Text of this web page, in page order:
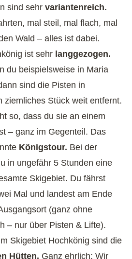
sind sehr variantenreich.
mal steil, mal flach, mal
Wald – alles ist dabei.
ist sehr langgezogen.
du beispielsweise in Maria
sind die Pisten in
ziemliches Stück weit entfernt.
so, dass du sie an einem
– ganz im Gegenteil. Das
Königstour. Bei der
in ungefähr 5 Stunden eine
Skigebiet. Du fährst
Mal und landest am Ende
(ganz ohne
– nur über Pisten & Lifte).
Skigebiet Hochkönig sind die
Hütten. Ganz ehrlich: Wir